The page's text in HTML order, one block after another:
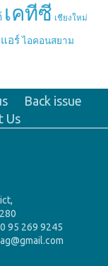
เคทีซี เชียงใหม่
อร์ ไอคอนสยาม
Back issue
Us
95 269 9245